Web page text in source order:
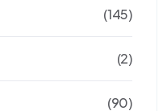
(145)
(2)
(90)